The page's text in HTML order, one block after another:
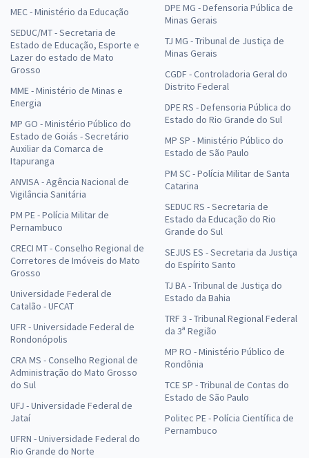
MEC - Ministério da Educação
SEDUC/MT - Secretaria de
Estado de Educação, Esporte e
Lazer do estado de Mato
Grosso
MME - Ministério de Minas e
Energia
MP GO - Ministério Público do
Estado de Goiás - Secretário
Auxiliar da Comarca de
Itapuranga
ANVISA - Agência Nacional de
Vigilância Sanitária
PM PE - Polícia Militar de
Pernambuco
CRECI MT - Conselho Regional de
Corretores de Imóveis do Mato
Grosso
Universidade Federal de
Catalão - UFCAT
UFR - Universidade Federal de
Rondonópolis
CRA MS - Conselho Regional de
Administração do Mato Grosso
do Sul
UFJ - Universidade Federal de
Jataí
UFRN - Universidade Federal do
Rio Grande do Norte
DPE MG - Defensoria Pública de
Minas Gerais
TJ MG - Tribunal de Justiça de
Minas Gerais
CGDF - Controladoria Geral do
Distrito Federal
DPE RS - Defensoria Pública do
Estado do Rio Grande do Sul
MP SP - Ministério Público do
Estado de São Paulo
PM SC - Polícia Militar de Santa
Catarina
SEDUC RS - Secretaria de
Estado da Educação do Rio
Grande do Sul
SEJUS ES - Secretaria da Justiça
do Espírito Santo
TJ BA - Tribunal de Justiça do
Estado da Bahia
TRF 3 - Tribunal Regional Federal
da 3ª Região
MP RO - Ministério Público de
Rondônia
TCE SP - Tribunal de Contas do
Estado de São Paulo
Politec PE - Polícia Científica de
Pernambuco